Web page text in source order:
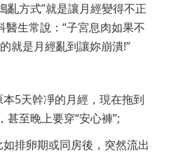
亂方式”就是讓月經變得不正
生常說：“子宮息肉如果不
就是月經亂到讓妳崩潰!”
5天幹凈的月經，現在拖到
甚至晚上要穿“安心褲”;
排卵期或同房後，突然流出